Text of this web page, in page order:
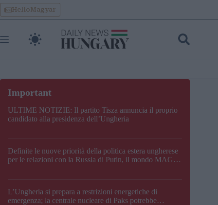
Skip
to
content
HelloMagyar
ULTIME NOTIZIE: Il partito Tisza annuncia il proprio
candidato alla presidenza dell’Ungheria
Definite le nuove priorità della politica estera ungherese
per le relazioni con la Russia di Putin, il mondo MAGA,
L’Ungheria si prepara a restrizioni energetiche di
emergenza; la centrale nucleare di Paks potrebbe